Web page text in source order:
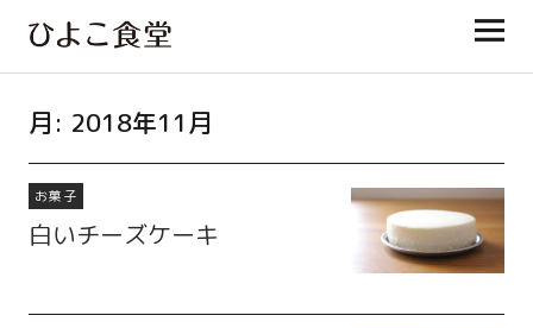
ひよこ食堂
月: 2018年11月
お菓子
白いチーズケーキ